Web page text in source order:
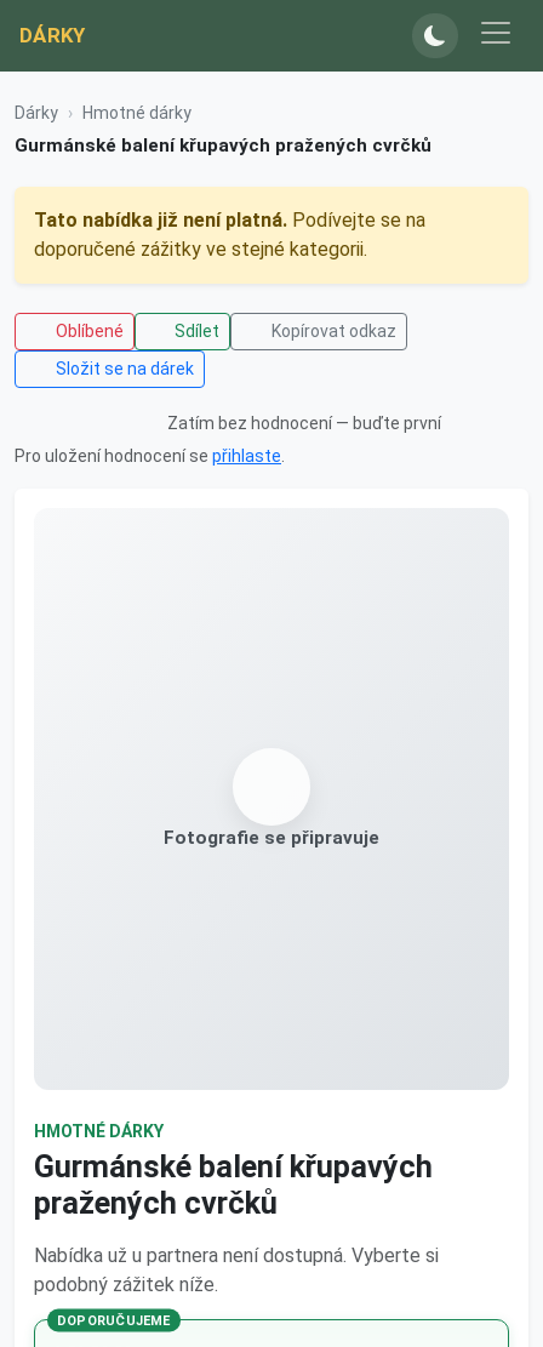
DÁRKY
Dárky Hmotné dárky
Gurmánské balení křupavých pražených cvrčků
Tato nabídka již není platná. Podívejte se na
doporučené zážitky ve stejné kategorii.
Oblíbené Sdílet
Kopírovat odkaz
Složit se na dárek
Zatím bez hodnocení — buďte první
Pro uložení hodnocení se přihlaste.
Fotografie se připravuje
HMOTNÉ DÁRKY
Gurmánské balení křupavých
pražených cvrčků
Nabídka už u partnera není dostupná. Vyberte si
podobný zážitek níže.
DOPORUČUJEME